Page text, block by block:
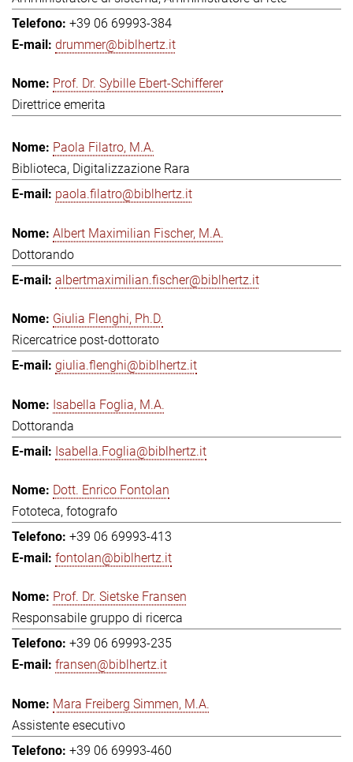
+39 06 69993-384
drummer@biblhertz.it
Prof. Dr. Sybille Ebert-Schifferer
Direttrice emerita
Paola Filatro, M.A.
Biblioteca, Digitalizzazione Rara
paola.filatro@biblhertz.it
Albert Maximilian Fischer, M.A.
Dottorando
albertmaximilian.fischer@biblhertz.it
Giulia Flenghi, Ph.D.
Ricercatrice post-dottorato
giulia.flenghi@biblhertz.it
Isabella Foglia, M.A.
Dottoranda
Isabella.Foglia@biblhertz.it
Dott. Enrico Fontolan
Fototeca, fotografo
+39 06 69993-413
fontolan@biblhertz.it
Prof. Dr. Sietske Fransen
Responsabile gruppo di ricerca
+39 06 69993-235
fransen@biblhertz.it
Mara Freiberg Simmen, M.A.
Assistente esecutivo
+39 06 69993-460